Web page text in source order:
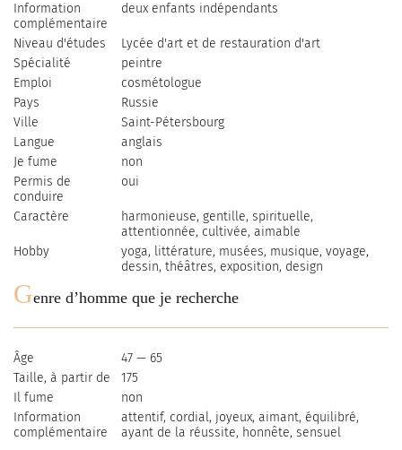
Information
complémentaire
deux enfants indépendants
Niveau d'études
Lycéе d'art et de restauration d'art
Spécialité
peintre
Emploi
cosmétologue
Pays
Russie
Ville
Saint-Pétersbourg
Langue
anglais
Je fume
non
Permis de
conduire
oui
Caractère
harmonieuse, gentille, spirituelle,
attentionnée, cultivée, aimable
Hobby
yoga, littérature, musées, musique, voyage,
dessin, théâtres, exposition, design
Genre d’homme que je recherche
Âge
47 — 65
Taille, à partir de
175
Il fume
non
Information
complémentaire
attentif, cordial, joyeux, aimant, équilibré,
ayant de la réussite, honnête, sensuel